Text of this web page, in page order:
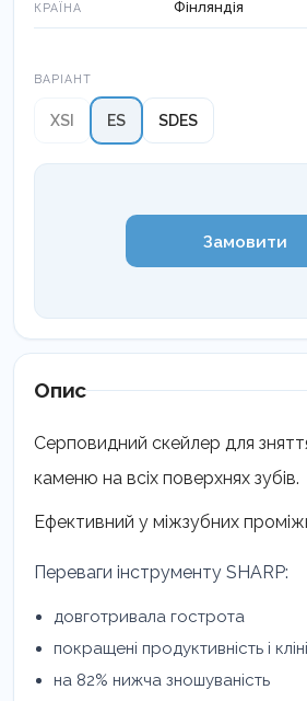
КРАЇНА Фінляндія
ВАРІАНТ
XSI ES SDES
Замовити
Опис
Серповидний скейлер для
каменю на всіх поверхнях зубів.
Ефективний у міжзубних
Переваги інструменту SHARP:
довготривала гострота
покращені продуктивність і
на 82% нижча зношуваність